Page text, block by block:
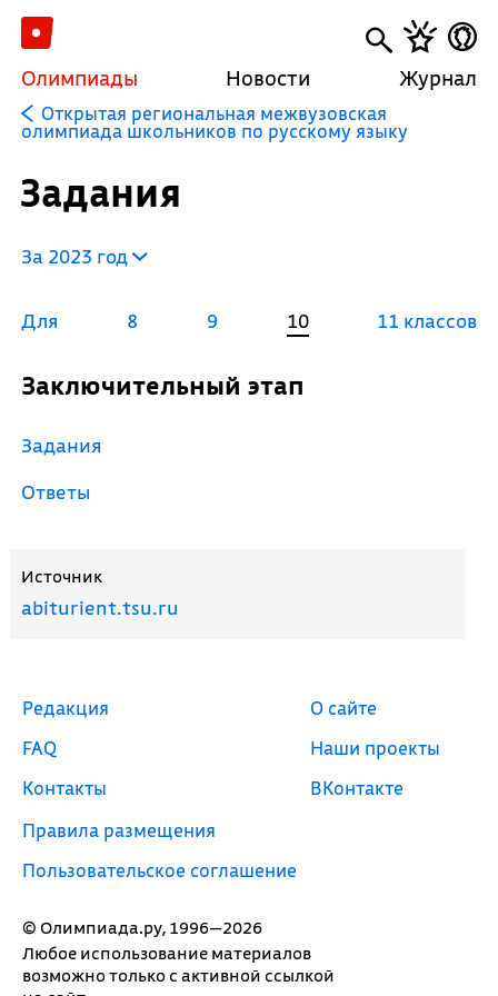
Олимпиады Новости Журнал
Открытая региональная межвузовская
олимпиада школьников по русскому языку
Задания
За 2023 год
Для 8 9 10 11 классов
Заключительный этап
Задания
Ответы
Источник
abiturient.tsu.ru
© Олимпиада.ру, 1996—2026
Любое использование материалов
возможно только с активной ссылкой
Редакция
FAQ
Контакты
Правила размещения
Пользовательское соглашение
О сайте
Наши проекты
ВКонтакте